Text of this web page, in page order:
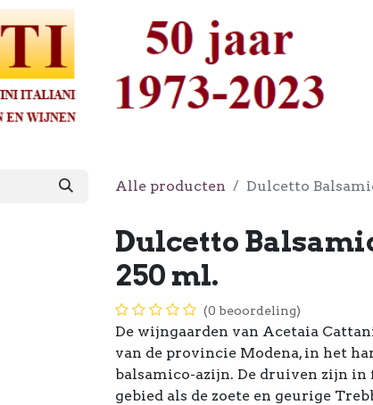
Alle producten Dulcetto
Dulcetto
250 ml.
(0 beoordeling)
De wijngaarden van Acetaia
van de provincie Modena, in het
balsamico-azijn. De druiven zijn
gebied als de zoete en geurige